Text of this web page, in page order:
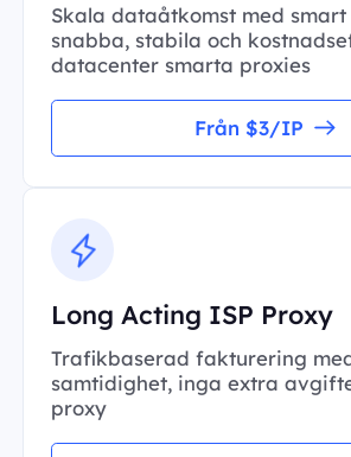
Skala dataåtkomst med
snabba, stabila och
datacenter smarta proxies
Från $3/IP
Long Acting ISP Proxy
Trafikbaserad fakturering
samtidighet, inga extra
proxy